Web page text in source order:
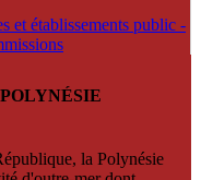
et établissements public -
la Polynésie